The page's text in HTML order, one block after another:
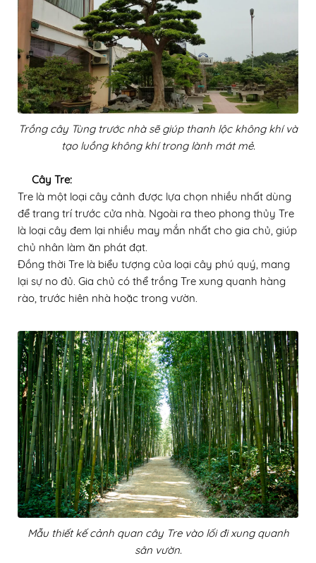
Trồng cây Tùng trước nhà sẽ giúp thanh lộc không khí và
tạo luồng không khí trong lành mát mẻ.
Cây Tre:
Tre là một loại cây cảnh được lựa chọn nhiều nhất dùng
để trang trí trước cửa nhà. Ngoài ra theo phong thủy Tre
là loại cây đem lại nhiều may mắn nhất cho gia chủ, giúp
chủ nhân làm ăn phát đạt.
Đồng thời Tre là biểu tượng của loại cây phú quý, mang
lại sự no đủ. Gia chủ có thể trồng Tre xung quanh hàng
rào, trước hiên nhà hoặc trong vườn.
Mẫu thiết kế cảnh quan cây Tre vào lối đi xung quanh
sân vườn.